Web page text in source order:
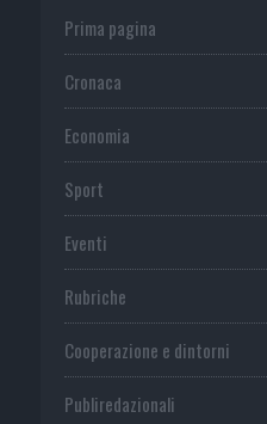
Prima pagina
Cronaca
Economia
Sport
Eventi
Rubriche
Cooperazione e dintorni
Publiredazionali